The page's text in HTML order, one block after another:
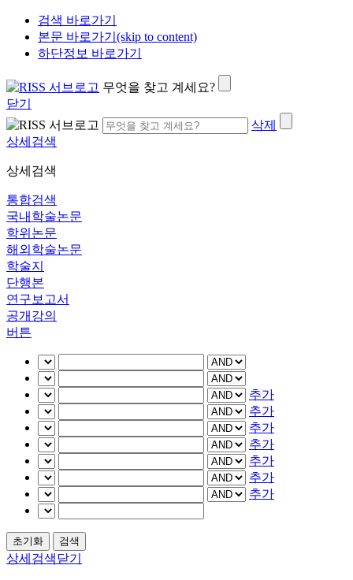
검색 바로가기
본문 바로가기(skip to content)
하단정보 바로가기
무엇을 찾고 계세요?
닫기
삭제
상세검색
상세검색
통합검색
국내학술논문
학위논문
해외학술논문
학술지
단행본
연구보고서
공개강의
버튼
추가
추가
추가
추가
추가
추가
추가
상세검색닫기